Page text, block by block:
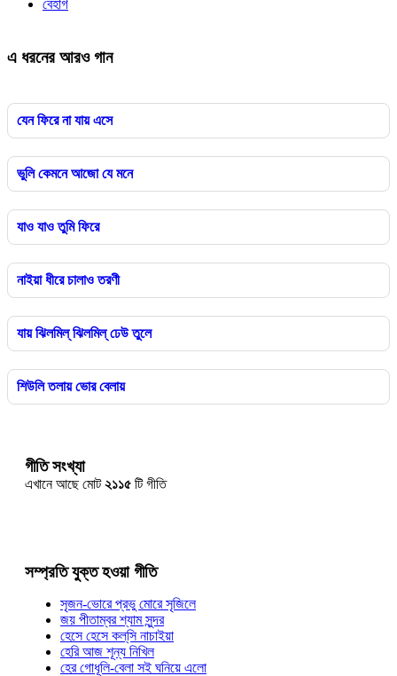
বেহাগ
এ ধরনের আরও গান
যেন ফিরে না যায় এসে
ভুলি কেমনে আজো যে মনে
যাও যাও তুমি ফিরে
নাইয়া ধীরে চালাও তরণী
যায় ঝিলমিল্ ঝিলমিল্ ঢেউ তুলে
শিউলি তলায় ভোর বেলায়
গীতি সংখ্যা
এখানে আছে মোট২১১৫ টি গীতি
সম্প্রতি যুক্ত হওয়া গীতি
সৃজন-ভোরে প্রভু মোরে সৃজিলে
জয় পীতাম্বর শ্যাম সুন্দর
হেসে হেসে কল্‌সি নাচাইয়া
হেরি আজ শূন্য নিখিল
হের গোধূলি-বেলা সই ঘনিয়ে এলো